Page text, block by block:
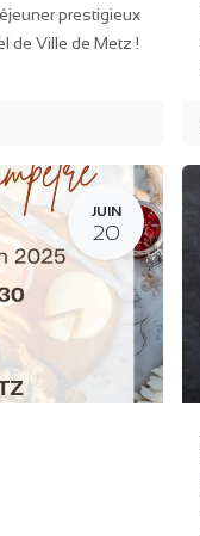
prestigieux
de Ville de Metz !
JUIN
20